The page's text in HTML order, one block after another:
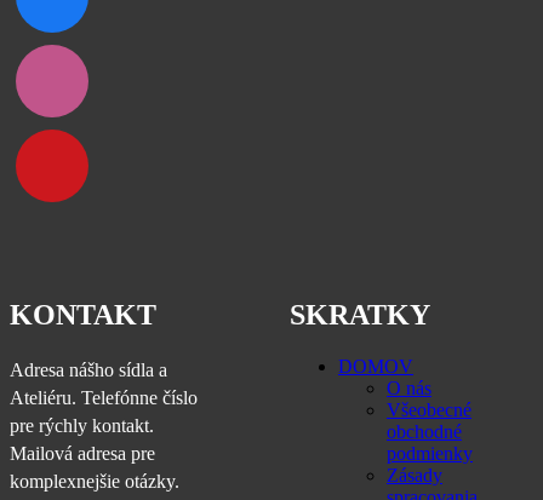
KONTAKT
Adresa nášho sídla a
Ateliéru. Telefónne číslo
pre rýchly kontakt.
Mailová adresa pre
komplexnejšie otázky.
SKRATKY
DOMOV
O nás
Všeobecné
obchodné
podmienky
Zásady